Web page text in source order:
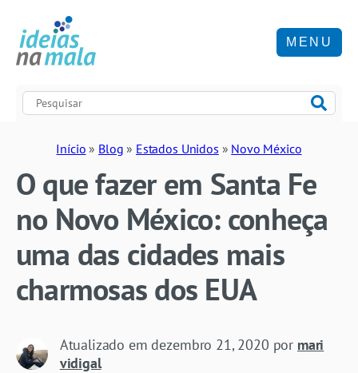
MENU
Início » Blog » Estados Unidos » Novo México
O que fazer em Santa Fe
no Novo México: conheça
uma das cidades mais
charmosas dos EUA
Atualizado em dezembro 21, 2020 por mari
vidigal